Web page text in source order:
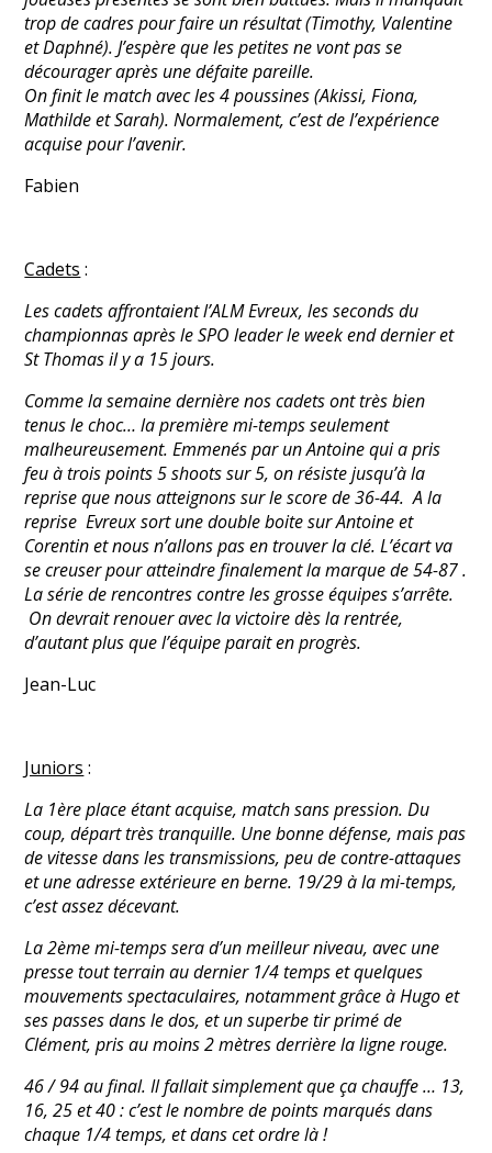
trop de cadres pour faire un résultat (Timothy, Valentine
et Daphné). J’espère que les petites ne vont pas se
décourager après une défaite pareille.
On finit le match avec les 4 poussines (Akissi, Fiona,
Mathilde et Sarah). Normalement, c’est de l’expérience
acquise pour l’avenir.
Fabien
Cadets :
Les cadets affrontaient l’ALM Evreux, les seconds du
championnas après le SPO leader le week end dernier et
St Thomas il y a 15 jours.
Comme la semaine dernière nos cadets ont très bien
tenus le choc… la première mi-temps seulement
malheureusement. Emmenés par un Antoine qui a pris
feu à trois points 5 shoots sur 5, on résiste jusqu’à la
reprise que nous atteignons sur le score de 36-44. A la
reprise Evreux sort une double boite sur Antoine et
Corentin et nous n’allons pas en trouver la clé. L’écart va
se creuser pour atteindre finalement la marque de 54-87 .
La série de rencontres contre les grosse équipes s’arrête.
On devrait renouer avec la victoire dès la rentrée,
d’autant plus que l’équipe parait en progrès.
Jean-Luc
Juniors :
La 1ère place étant acquise, match sans pression. Du
coup, départ très tranquille. Une bonne défense, mais pas
de vitesse dans les transmissions, peu de contre-attaques
et une adresse extérieure en berne. 19/29 à la mi-temps,
c’est assez décevant.
La 2ème mi-temps sera d’un meilleur niveau, avec une
presse tout terrain au dernier 1/4 temps et quelques
mouvements spectaculaires, notamment grâce à Hugo et
ses passes dans le dos, et un superbe tir primé de
Clément, pris au moins 2 mètres derrière la ligne rouge.
46 / 94 au final. Il fallait simplement que ça chauffe … 13,
16, 25 et 40 : c’est le nombre de points marqués dans
chaque 1/4 temps, et dans cet ordre là !